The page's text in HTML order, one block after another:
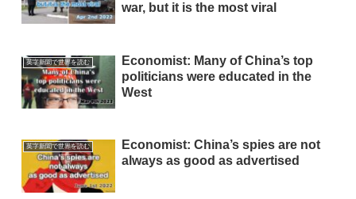
war, but it is the most viral
英字新聞で世界を読む
Economist: Many of China’s top
politicians were educated in the
West
英字新聞で世界を読む
Economist: China’s spies are not
always as good as advertised